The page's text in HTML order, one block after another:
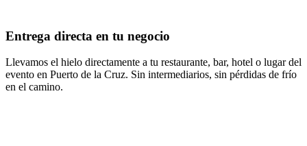
Entrega directa en tu negocio
Llevamos el hielo directamente a tu restaurante, bar, hotel o lugar del
evento en Puerto de la Cruz. Sin intermediarios, sin pérdidas de frío
en el camino.